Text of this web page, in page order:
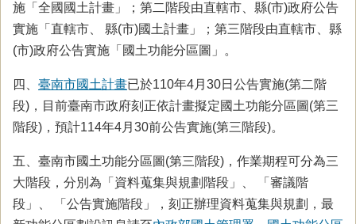
施「全國國土計畫」；第二階段由直轄市、縣(市)政府公告
實施「直轄市、 縣(市)國土計畫」；第三階段由直轄市、縣
(市)政府公告實施「國土功能分區圖」。
四、 臺南市國土計畫已於110年4月30日公告實施(第二階
段)，目前臺南市政府刻正依計畫擬定國土功能分區圖(第三
階段)，預計114年4月30前公告實施(第三階段)。
五、臺南市國土功能分區圖(第三階段)，作業期程可分為三
大階段，分別為「資料蒐集與規劃階段」、 「審議階
段」、 「公告實施階段」，刻正辦理資料蒐集與規劃，最